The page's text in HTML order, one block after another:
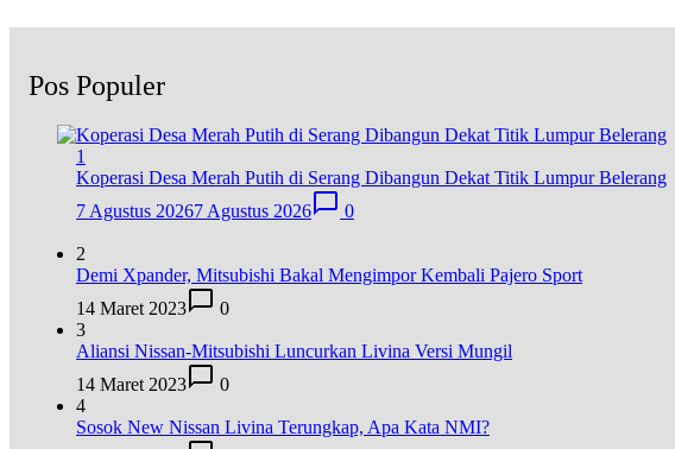
Pos Populer
1
Koperasi Desa Merah Putih di Serang Dibangun Dekat Titik Lumpur Belerang
7 Agustus 20267 Agustus 2026 0
2
Demi Xpander, Mitsubishi Bakal Mengimpor Kembali Pajero Sport
14 Maret 2023
0
3
Aliansi Nissan-Mitsubishi Luncurkan Livina Versi Mungil
14 Maret 2023
0
4
Sosok New Nissan Livina Terungkap, Apa Kata NMI?